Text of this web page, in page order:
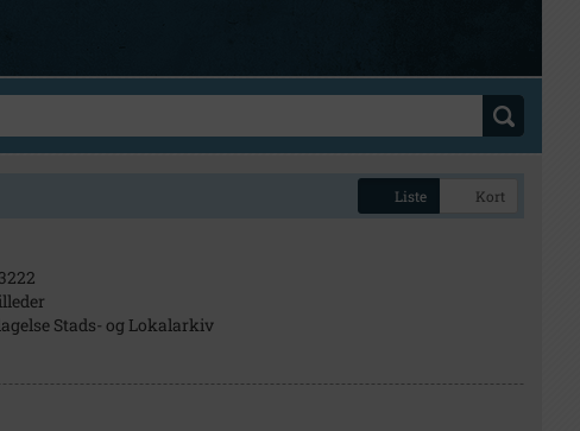
Liste Kort
Stads- og Lokalarkiv